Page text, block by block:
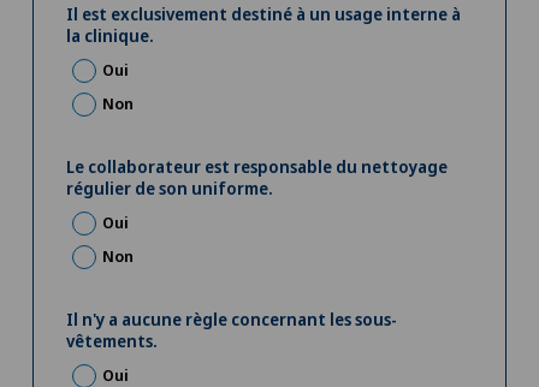
Il est exclusivement destiné à un usage interne à
la clinique.
Oui
Non
Le collaborateur est responsable du nettoyage
régulier de son uniforme.
Oui
Non
Il n'y a aucune règle concernant les sous-
vêtements.
Oui